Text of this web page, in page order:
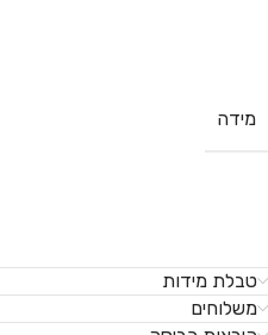
מידה
טבלת מידות
משלוחים